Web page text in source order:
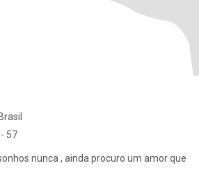
57
nunca , ainda procuro um amor que